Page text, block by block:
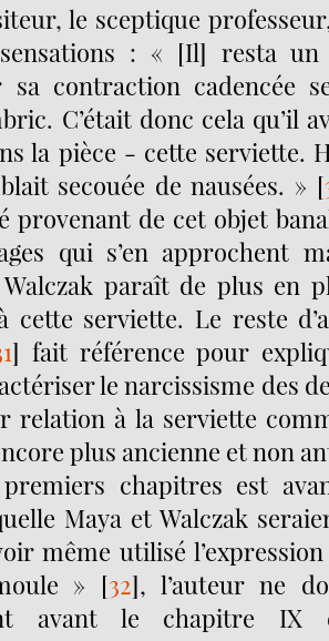
le sceptique
: « [Il] resta
sa contraction cadencée
C’était donc cela qu’il
la pièce - cette serviette.
secouée de nausées. » [
provenant de cet objet
qui s’en approchent
Walczak paraît de plus en
cette serviette. Le reste
] fait référence pour
le narcissisme des
relation à la serviette
plus ancienne et non
chapitres est
Maya et Walczak
même utilisé
» [32], l’auteur ne
avant le chapitre IX